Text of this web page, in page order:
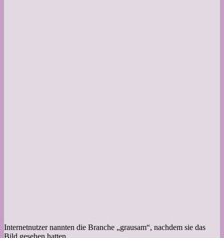
Internetnutzer nannten die Branche „grausam“, nachdem sie das
Bild gesehen hatten.